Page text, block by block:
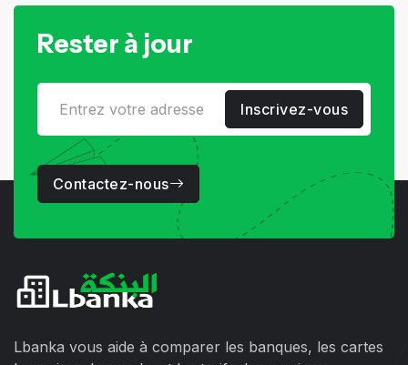
Rester à jour
Inscrivez-vous
Contactez-nous
Lbanka vous aide à comparer les banques, les cartes